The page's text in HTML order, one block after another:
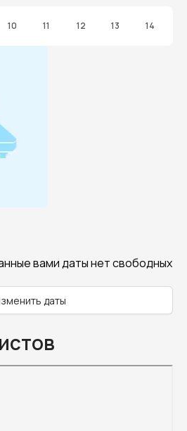
10 11 12 13 14
вами даты нет свободных
даты